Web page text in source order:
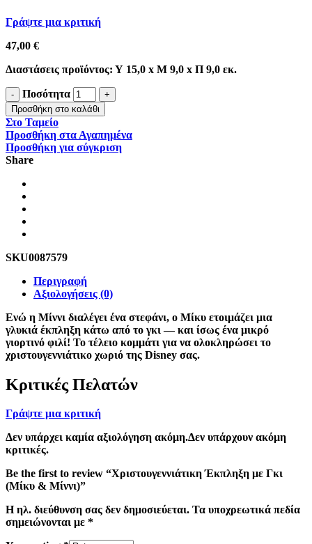
Γράψτε μια κριτική
47,00 €
Διαστάσεις προϊόντος: Υ 15,0 x Μ 9,0 x Π 9,0 εκ.
Ποσότητα
Προσθήκη στο καλάθι
Στο Ταμείο
Προσθήκη στα Αγαπημένα
Προσθήκη για σύγκριση
Share
SKU0087579
Περιγραφή
Αξιολογήσεις (0)
Ενώ η Μίννι διαλέγει ένα στεφάνι, ο Μίκυ ετοιμάζει μια
γλυκιά έκπληξη κάτω από το γκι — και ίσως ένα μικρό
γιορτινό φιλί! Το τέλειο κομμάτι για να ολοκληρώσει το
χριστουγεννιάτικο χωριό της Disney σας.
Κριτικές Πελατών
Γράψτε μια κριτική
Δεν υπάρχει καμία αξιολόγηση ακόμη.Δεν υπάρχουν ακόμη
κριτικές.
Be the first to review “Χριστουγεννιάτικη Έκπληξη με Γκι
(Μίκυ & Μίννι)”
Η ηλ. διεύθυνση σας δεν δημοσιεύεται. Τα υποχρεωτικά πεδία
σημειώνονται με *